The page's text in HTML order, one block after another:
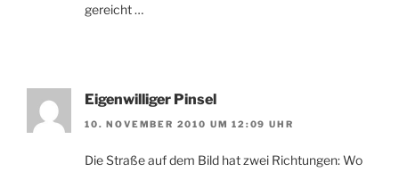
gereicht …
Eigenwilliger Pinsel
10. NOVEMBER 2010 UM 12:09 UHR
Die Straße auf dem Bild hat zwei Richtungen: Wo